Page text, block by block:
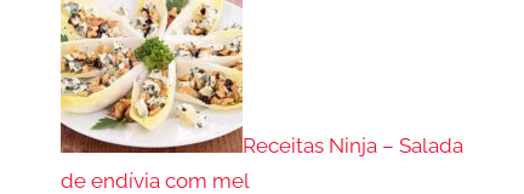
Receitas Ninja – Salada
de endívia com mel